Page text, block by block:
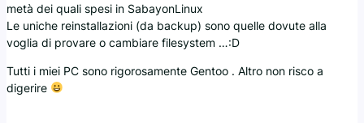
metà dei quali spesi in SabayonLinux
Le uniche reinstallazioni (da backup) sono quelle dovute alla
voglia di provare o cambiare filesystem …:D
Tutti i miei PC sono rigorosamente Gentoo . Altro non risco a
digerire